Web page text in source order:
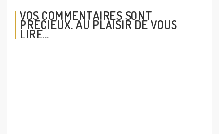
VOS COMMENTAIRES SONT
PRÉCIEUX. AU PLAISIR DE VOUS
LIRE...